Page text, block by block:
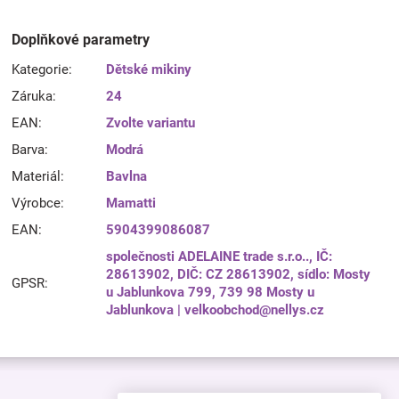
Doplňkové parametry
Kategorie:
Dětské mikiny
Záruka:
24
EAN:
Zvolte variantu
Barva:
Modrá
Materiál :
Bavlna
Výrobce:
Mamatti
EAN: 5904399086087
GPSR:
společnosti ADELAINE trade s.r.o.., IČ:
28613902, DIČ: CZ 28613902, sídlo: Mosty
u Jablunkova 799, 739 98 Mosty u
Jablunkova | velkoobchod@nellys.cz